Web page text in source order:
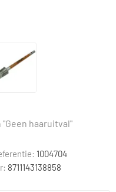
haaruitval"
1004704
8711143138858